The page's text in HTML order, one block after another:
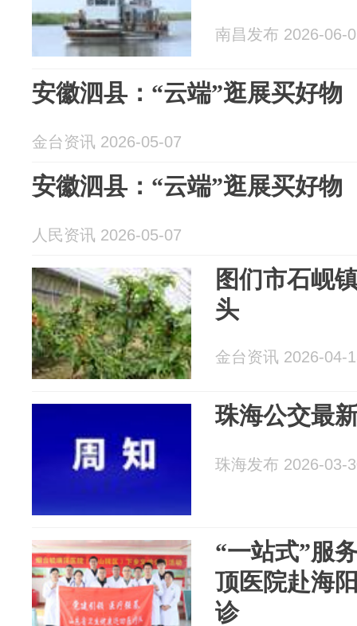
南昌发布 2026-06-
安徽泗县：“云端”逛展买好物
金台资讯 2026-05-07
安徽泗县：“云端”逛展买好物
人民资讯 2026-05-07
图们市石岘
头
金台资讯 2026-04-
珠海公交最
珠海发布 2026-03-
“一站式”服
顶医院赴海
诊